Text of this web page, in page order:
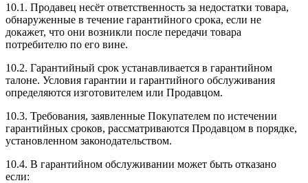
10.1. Продавец несёт ответственность за недостатки товара,
обнаруженные в течение гарантийного срока, если не
докажет, что они возникли после передачи товара
потребителю по его вине.
10.2. Гарантийный срок устанавливается в гарантийном
талоне. Условия гарантии и гарантийного обслуживания
определяются изготовителем или Продавцом.
10.3. Требования, заявленные Покупателем по истечении
гарантийных сроков, рассматриваются Продавцом в порядке,
установленном законодательством.
10.4. В гарантийном обслуживании может быть отказано
если: